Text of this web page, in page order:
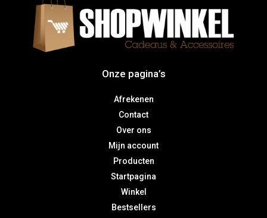
Onze pagina’s
Afrekenen
Contact
Over ons
Mijn account
Producten
Startpagina
Winkel
Bestsellers